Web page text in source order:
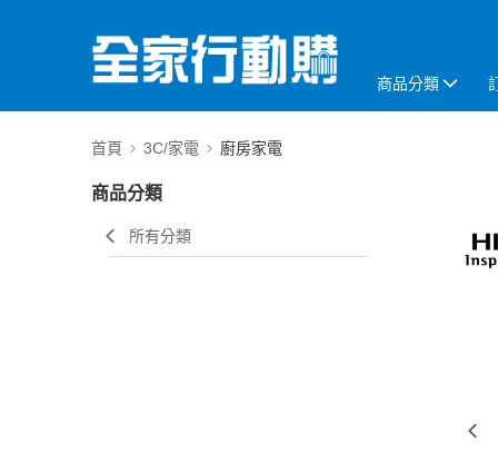
商品分類
首頁 3C/家電 廚房家電
商品分類
所有分類